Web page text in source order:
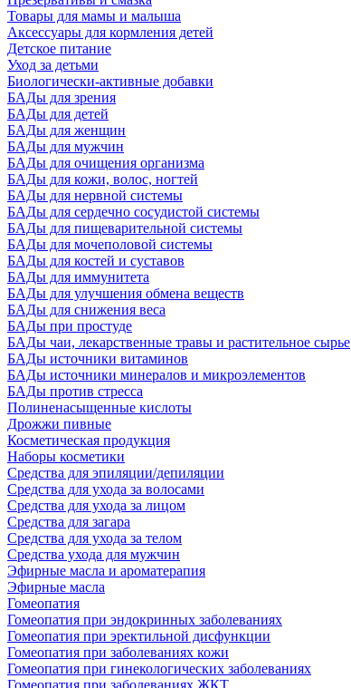
Товары для мамы и малыша
Аксессуары для кормления детей
Детское питание
Уход за детьми
Биологически-активные добавки
БАДы для зрения
БАДы для детей
БАДы для женщин
БАДы для мужчин
БАДы для очищения организма
БАДы для кожи, волос, ногтей
БАДы для нервной системы
БАДы для сердечно сосудистой системы
БАДы для пищеварительной системы
БАДы для мочеполовой системы
БАДы для костей и суставов
БАДы для иммунитета
БАДы для улучшения обмена веществ
БАДы для снижения веса
БАДы при простуде
БАДы чаи, лекарственные травы и растительное сырье
БАДы источники витаминов
БАДы источники минералов и микроэлементов
БАДы против стресса
Полиненасыщенные кислоты
Дрожжи пивные
Косметическая продукция
Наборы косметики
Средства для эпиляции/депиляции
Средства для ухода за волосами
Средства для ухода за лицом
Средства для загара
Средства для ухода за телом
Средства ухода для мужчин
Эфирные масла и ароматерапия
Эфирные масла
Гомеопатия
Гомеопатия при эндокринных заболеваниях
Гомеопатия при эректильной дисфункции
Гомеопатия при заболеваниях кожи
Гомеопатия при гинекологических заболеваниях
Гомеопатия при заболеваниях ЖКТ